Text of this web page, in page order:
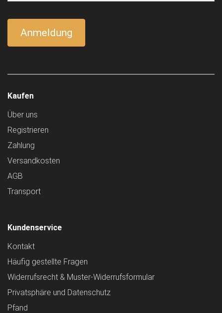
Kaufen
Über uns
Registrieren
Zahlung
Versandkosten
AGB
Transport
Kundenservice
Kontakt
Häufig gestellte Fragen
Widerrufsrecht & Muster-Widerrufsformular
Privatsphäre und Datenschutz
Pfand